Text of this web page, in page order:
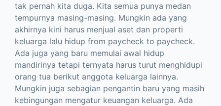
tak pernah kita duga. Kita semua punya medan
tempurnya masing-masing. Mungkin ada yang
akhirnya kini harus menjual aset dan properti
keluarga lalu hidup from paycheck to paycheck.
Ada juga yang baru memulai awal hidup
mandirinya tetapi ternyata harus turut menghidupi
orang tua berikut anggota keluarga lainnya.
Mungkin juga sebagian pengantin baru yang masih
kebingungan mengatur keuangan keluarga. Ada